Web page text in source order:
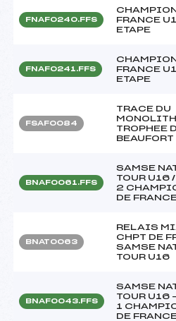
FNAF0240.FFS
FRANCE
ETAPE
FNAF0241.FFS
FRANCE
ETAPE
FSAF0084
TRACE DU
TROPHEE
BNAF0061.FFS
SAMSE
TOUR U16
2
DE
BNAT0063
RELAIS
CHPT DE
SAMSE
TOUR U16
BNAF0043.FFS
SAMSE
TOUR U16
1
DE